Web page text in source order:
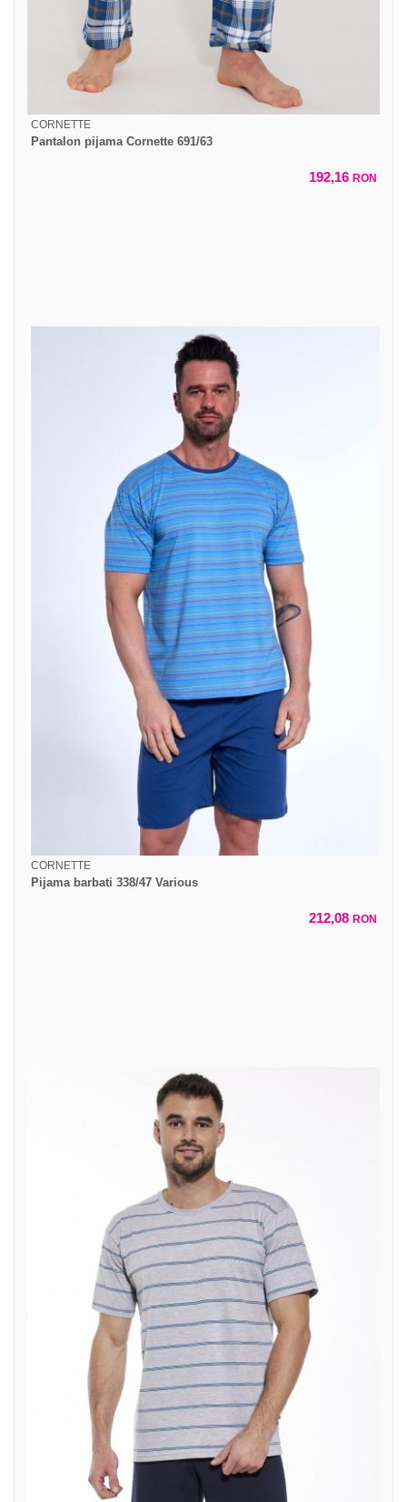
CORNETTE
Pantalon pijama Cornette 691/63
192,16 RON
CORNETTE
Pijama barbati 338/47 Various
212,08 RON